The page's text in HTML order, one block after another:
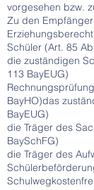
vorgesehen bzw.
Zu den
Schüler (Art. 85
die zuständigen
113 BayEUG)
BayHO)das
BayEUG)
die Träger des
BaySchFG)
die Träger des